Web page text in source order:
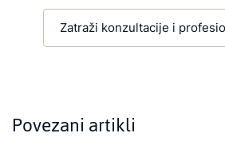
Zatraži konzultacije i
Povezani artikli